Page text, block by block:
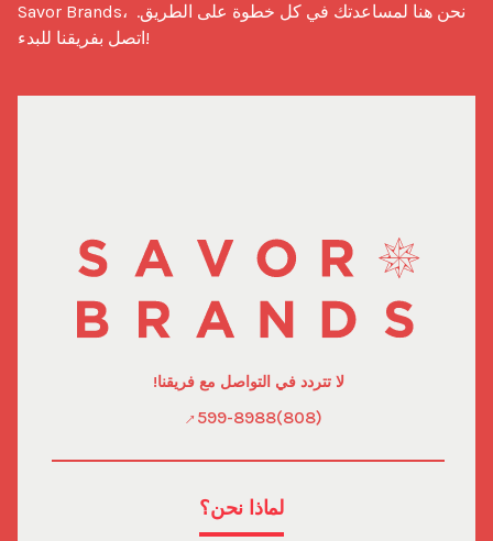
Savor Brands، نحن هنا لمساعدتك في كل خطوة على الطريق.
اتصل بفريقنا للبدء!
لا تتردد في التواصل مع فريقنا!
(808)599-8988
لماذا نحن؟